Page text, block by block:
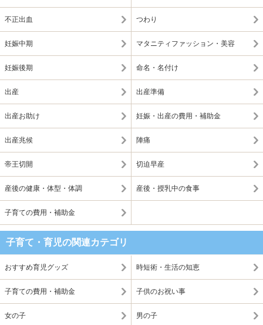
不正出血 つわり
妊娠中期 マタニティファッション・美容
妊娠後期 命名・名付け
出産 出産準備
出産お助け 妊娠・出産の費用・補助金
出産兆候 陣痛
帝王切開 切迫早産
産後の健康・体型・体調 産後・授乳中の食事
子育ての費用・補助金
子育て・育児の関連カテゴリ
おすすめ育児グッズ 時短術・生活の知恵
子育ての費用・補助金 子供のお祝い事
女の子 男の子